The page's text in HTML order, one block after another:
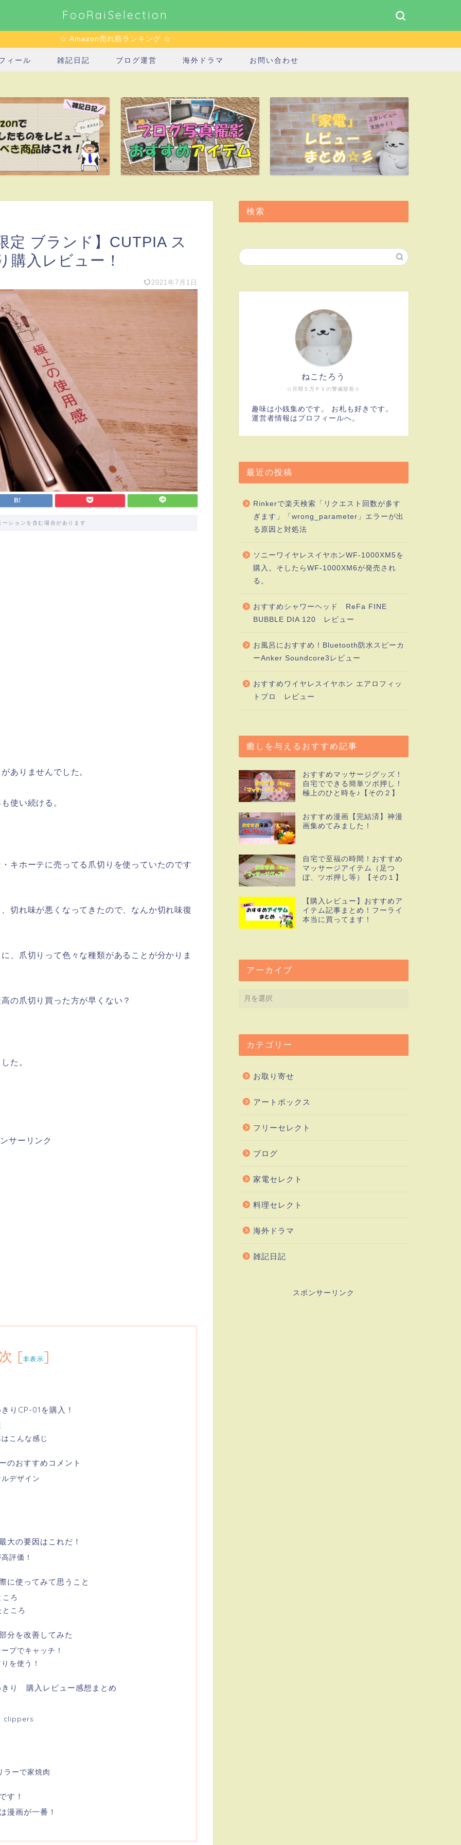
FooRaiSelection
☆ Amazon売れ筋ランキング ☆
ィール 雑記日記 ブログ運営 海外ドラマ お問い合わせ
定 ブランド】CUTPIA ス
購入レビュー！
2021年7月1日
ーションを含む場合があります
ありませんでした。
使い続ける。
キホーテに売ってる爪切りを使っていたのです
切れ味が悪くなってきたので、なんか切れ味復
、爪切りって色々な種類があることが分かりま
の爪切り買った方が早くない？
た。
サーリンク
[非表示]
りCP-01を購入！
こんな感じ
のおすすめコメント
デザイン
大の要因はこれだ！
評価！
に使ってみて思うこと
ろ
ころ
分を改善してみた
プでキャッチ！
を使う！
り 購入レビュー感想まとめ
clippers
ラーで家焼肉
す！
漫画が一番！
検索
☆月間５万ＰＶの警備部長☆
ねこたろう
趣味は小銭集めです。 お札も好きです。
運営者情報はプロフィールへ。
最近の投稿
Rinkerで楽天検索「リクエスト回数が多す
ぎます」「wrong_parameter」エラーが出
る原因と対処法
ソニーワイヤレスイヤホンWF-1000XM5を
購入。そしたらWF-1000XM6が発売され
る。
おすすめシャワーヘッド ReFa FINE
BUBBLE DIA 120 レビュー
お風呂におすすめ！Bluetooth防水スピーカ
ーAnker Soundcore3レビュー
おすすめワイヤレスイヤホン エアロフィッ
トプロ レビュー
癒しを与えるおすすめ記事
おすすめマッサージグッズ！
自宅でできる簡単ツボ押し！
極上のひと時を♪【その２】
おすすめ漫画【完結済】神漫
画集めてみました！
自宅で至福の時間！おすすめ
マッサージアイテム（足つ
ぼ、ツボ押し等）【その１】
【購入レビュー】おすすめア
イテム記事まとめ！フーライ
本当に買ってます！
アーカイブ
カテゴリー
お取り寄せ
アートボックス
フリーセレクト
ブログ
家電セレクト
料理セレクト
海外ドラマ
雑記日記
スポンサーリンク